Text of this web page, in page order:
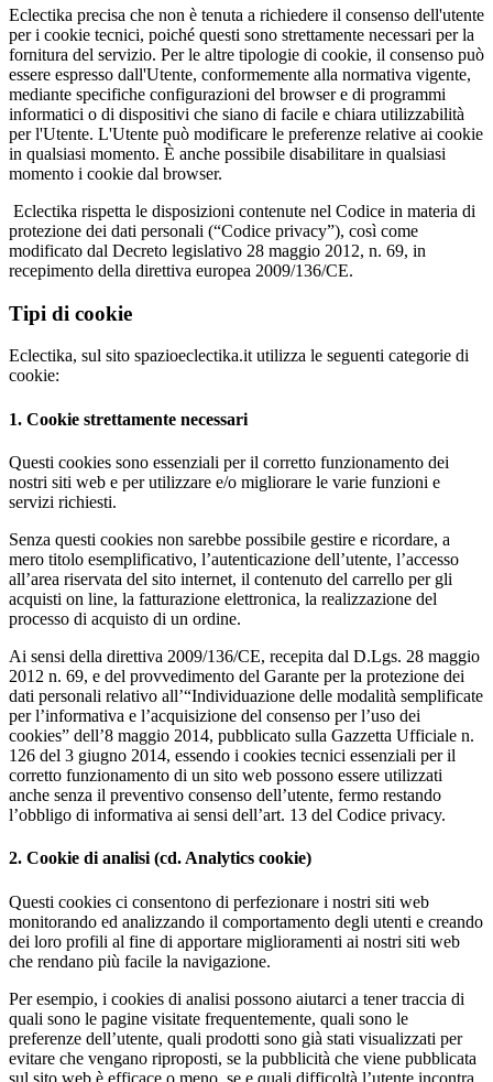
Eclectika precisa che non è tenuta a richiedere il consenso dell'utente
per i cookie tecnici, poiché questi sono strettamente necessari per la
fornitura del servizio. Per le altre tipologie di cookie, il consenso può
essere espresso dall'Utente, conformemente alla normativa vigente,
mediante specifiche configurazioni del browser e di programmi
informatici o di dispositivi che siano di facile e chiara utilizzabilità
per l'Utente. L'Utente può modificare le preferenze relative ai cookie
in qualsiasi momento. È anche possibile disabilitare in qualsiasi
momento i cookie dal browser.
Eclectika rispetta le disposizioni contenute nel Codice in materia di
protezione dei dati personali (“Codice privacy”), così come
modificato dal Decreto legislativo 28 maggio 2012, n. 69, in
recepimento della direttiva europea 2009/136/CE.
Tipi di cookie
Eclectika, sul sito spazioeclectika.it utilizza le seguenti categorie di
cookie:
1. Cookie strettamente necessari
Questi cookies sono essenziali per il corretto funzionamento dei
nostri siti web e per utilizzare e/o migliorare le varie funzioni e
servizi richiesti.
Senza questi cookies non sarebbe possibile gestire e ricordare, a
mero titolo esemplificativo, l’autenticazione dell’utente, l’accesso
all’area riservata del sito internet, il contenuto del carrello per gli
acquisti on line, la fatturazione elettronica, la realizzazione del
processo di acquisto di un ordine.
Ai sensi della direttiva 2009/136/CE, recepita dal D.Lgs. 28 maggio
2012 n. 69, e del provvedimento del Garante per la protezione dei
dati personali relativo all’“Individuazione delle modalità semplificate
per l’informativa e l’acquisizione del consenso per l’uso dei
cookies” dell’8 maggio 2014, pubblicato sulla Gazzetta Ufficiale n.
126 del 3 giugno 2014, essendo i cookies tecnici essenziali per il
corretto funzionamento di un sito web possono essere utilizzati
anche senza il preventivo consenso dell’utente, fermo restando
l’obbligo di informativa ai sensi dell’art. 13 del Codice privacy.
2. Cookie di analisi (cd. Analytics cookie)
Questi cookies ci consentono di perfezionare i nostri siti web
monitorando ed analizzando il comportamento degli utenti e creando
dei loro profili al fine di apportare miglioramenti ai nostri siti web
che rendano più facile la navigazione.
Per esempio, i cookies di analisi possono aiutarci a tener traccia di
quali sono le pagine visitate frequentemente, quali sono le
preferenze dell’utente, quali prodotti sono già stati visualizzati per
evitare che vengano riproposti, se la pubblicità che viene pubblicata
sul sito web è efficace o meno, se e quali difficoltà l’utente incontra